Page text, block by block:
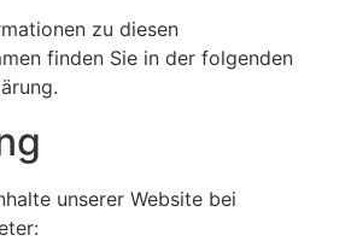
zu diesen
finden Sie in der folgenden
unserer Website bei